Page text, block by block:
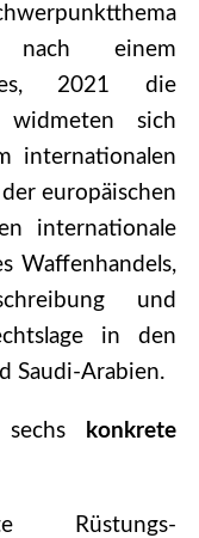
einem
2021 die
widmeten sich
in­ternationalen
europäischen
internationale
Waffenhandels,
und
in den
Saudi-Arabien.
konkrete
Rüstungs­